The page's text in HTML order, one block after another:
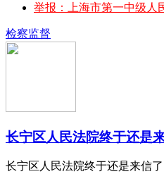
举报：上海市第一中级人
检察监督
长宁区人民法院终于还是
长宁区人民法院终于还是来信了